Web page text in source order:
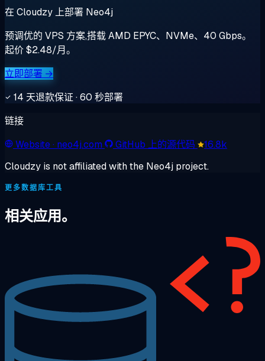
在 Cloudzy 上部署 Neo4j
预调优的 VPS 方案,搭载 AMD EPYC、NVMe、40 Gbps。
起价 $2.48/月。
立即部署 →
14 天退款保证 · 60 秒部署
链接
Website· neo4j.com GitHub 上的源代码
16.8k
Cloudzy is not affiliated with the Neo4j project.
更多数据库工具
相关应用。